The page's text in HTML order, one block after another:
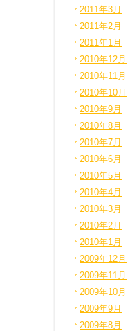
2011年3月
2011年2月
2011年1月
2010年12月
2010年11月
2010年10月
2010年9月
2010年8月
2010年7月
2010年6月
2010年5月
2010年4月
2010年3月
2010年2月
2010年1月
2009年12月
2009年11月
2009年10月
2009年9月
2009年8月